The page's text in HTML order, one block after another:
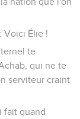
Voici Élie !
te
qui ne te
serviteur craint
fait quand